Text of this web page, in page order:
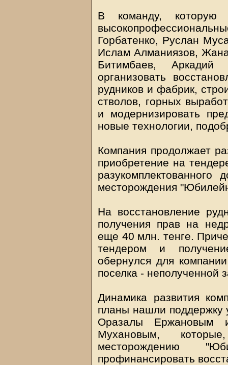
В команду, которую
Горбатенко, Руслан
Ислам Алманиязов,
Битимбаев,
организовать
рудников и фабрик,
стволов, горных
и модернизировать
новые технологии,
Компания продолжает
приобретение на
месторождения
На восстановление
получения прав на
еще 40 млн. тенге.
тендером и
обернулся для
поселка - неполученной
Динамика развития
планы нашли поддержку
Оразалы Ержановым
Мухановым,
месторождению
профинансировать